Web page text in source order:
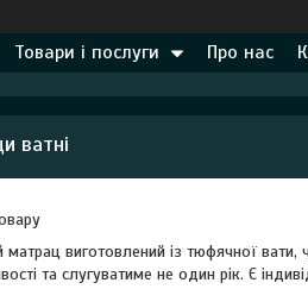
Товари і послуги Про нас
ватні
матрац виготовлений із тюфячної вати,
та слугуватиме не один рік. Є